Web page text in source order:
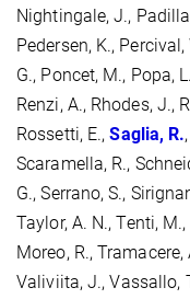
Nightingale, J.,
Pedersen, K.,
G., Poncet, M., Popa,
Renzi, A., Rhodes, J.,
Rossetti, E.,Saglia, R.,
Scaramella, R.,
G., Serrano, S.,
Taylor, A. N., Tenti,
Moreo, R.,
Valiviita, J., Vassallo,